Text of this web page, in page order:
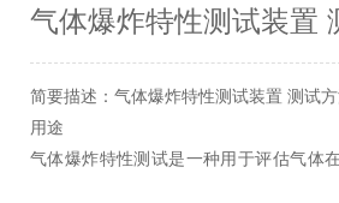
气体爆炸特性测试装置
简要描述：气体爆炸特性测试装置 测试
用途
气体爆炸特性测试是一种用于评估气体